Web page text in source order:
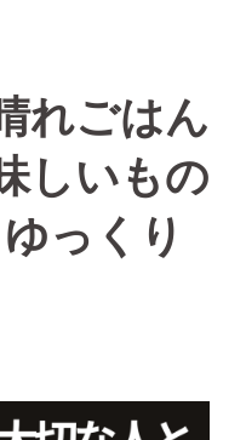
れごはん
しいもの
っくり